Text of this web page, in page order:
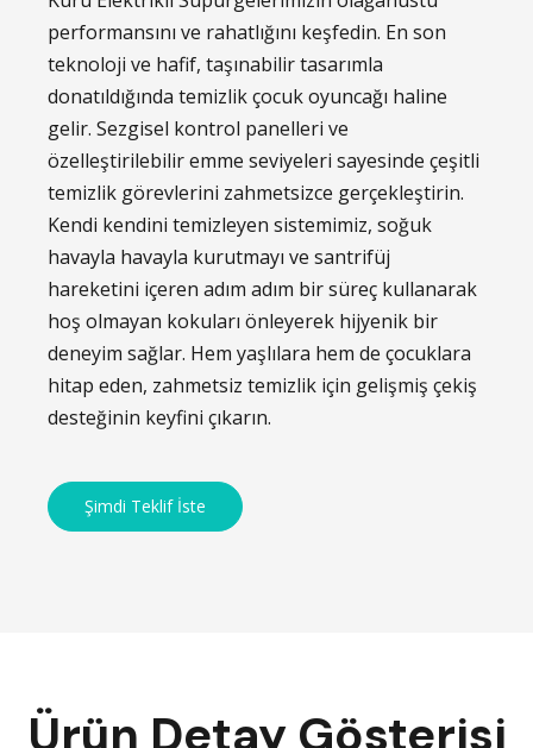
performansını ve rahatlığını keşfedin. En son
teknoloji ve hafif, taşınabilir tasarımla
donatıldığında temizlik çocuk oyuncağı haline
gelir. Sezgisel kontrol panelleri ve
özelleştirilebilir emme seviyeleri sayesinde çeşitli
temizlik görevlerini zahmetsizce gerçekleştirin.
Kendi kendini temizleyen sistemimiz, soğuk
havayla havayla kurutmayı ve santrifüj
hareketini içeren adım adım bir süreç kullanarak
hoş olmayan kokuları önleyerek hijyenik bir
deneyim sağlar. Hem yaşlılara hem de çocuklara
hitap eden, zahmetsiz temizlik için gelişmiş çekiş
desteğinin keyfini çıkarın.
Şimdi Teklif İste
Ürün Detay Gösterisi